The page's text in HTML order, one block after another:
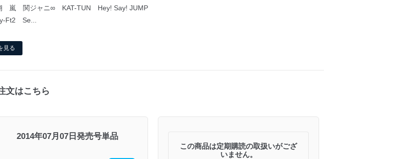
嵐 関ジャニ∞ KAT-TUN Hey! Say! JUMP
Ft2 Se...
見る
文はこちら
2014年07月07日発売号単品
この商品は定期購読の取扱いがござ
いません。